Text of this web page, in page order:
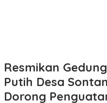
Resmikan
Putih Desa
Dorong